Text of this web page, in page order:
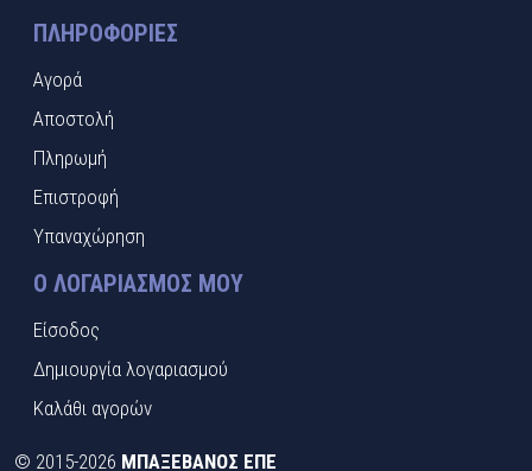
ΠΛΗΡΟΦΟΡΊΕΣ
Αγορά
Αποστολή
Πληρωμή
Επιστροφή
Υπαναχώρηση
Ο ΛΟΓΑΡΙΑΣΜΌΣ ΜΟΥ
Είσοδος
Δημιουργία λογαριασμού
Καλάθι αγορών
© 2015-2026 ΜΠΑΞΕΒΑΝΟΣ ΕΠΕ